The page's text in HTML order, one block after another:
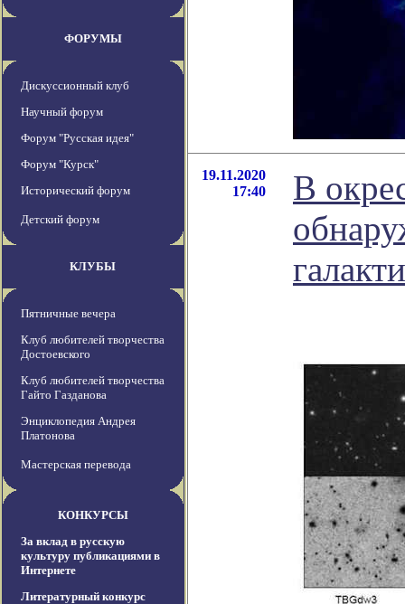
ФОРУМЫ
Дискуссионный клуб
Научный форум
Форум "Русская идея"
Форум "Курск"
Исторический форум
Детский форум
КЛУБЫ
Пятничные вечера
Клуб любителей творчества
Достоевского
Клуб любителей творчества
Гайто Газданова
Энциклопедия Андрея
Платонова
Мастерская перевода
КОНКУРСЫ
За вклад в русскую
культуру публикациями в
Интернете
Литературный конкурс
19.11.2020
17:40
В